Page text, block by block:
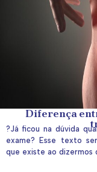
Diferença
?Já ficou na dúvida
exame? Esse texto
que existe ao dizermos